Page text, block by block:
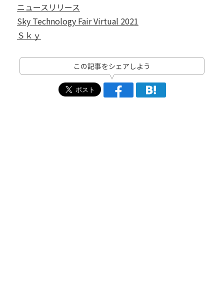
ニュースリリース
Sky Technology Fair Virtual 2021
Ｓｋｙ
この記事をシェアしよう